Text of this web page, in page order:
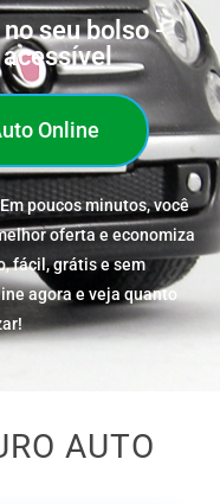
seu bolso -
Online
poucos minutos, você
oferta e economiza
fácil, grátis e sem
agora e veja quanto
AUTO